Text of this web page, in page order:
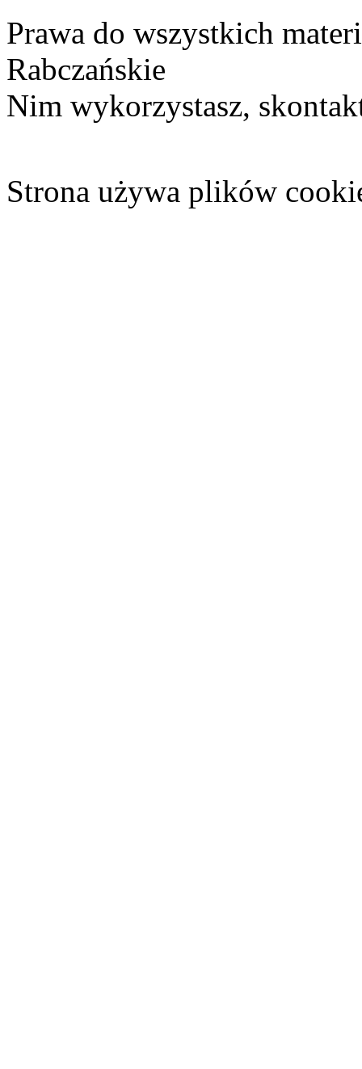
Prawa do wszystkich
Rabczańskie
Nim wykorzystasz,
Strona używa plików